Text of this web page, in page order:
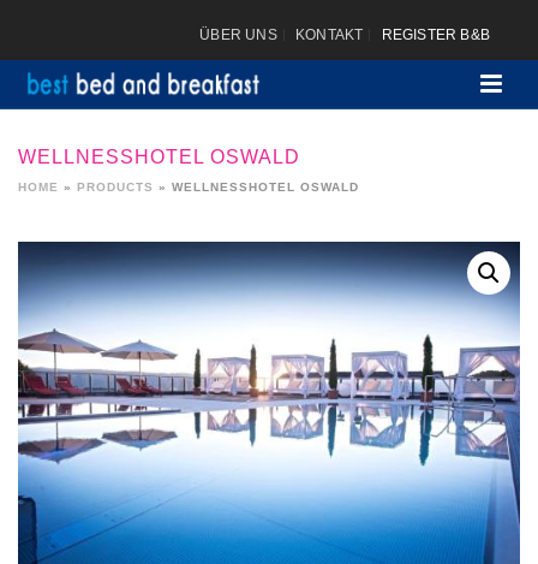
ÜBER UNS KONTAKT REGISTER B&B
WELLNESSHOTEL OSWALD
HOME » PRODUCTS » WELLNESSHOTEL OSWALD